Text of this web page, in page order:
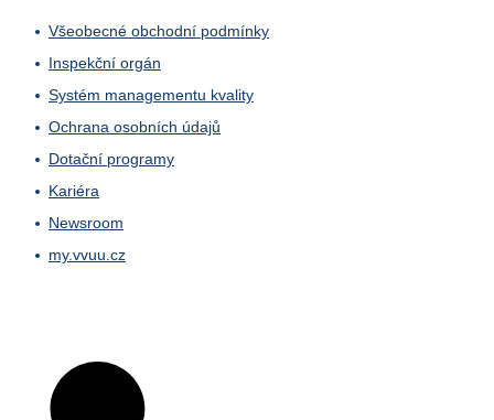
Všeobecné obchodní podmínky
Inspekční orgán
Systém managementu kvality
Ochrana osobních údajů
Dotační programy
Kariéra
Newsroom
my.vvuu.cz